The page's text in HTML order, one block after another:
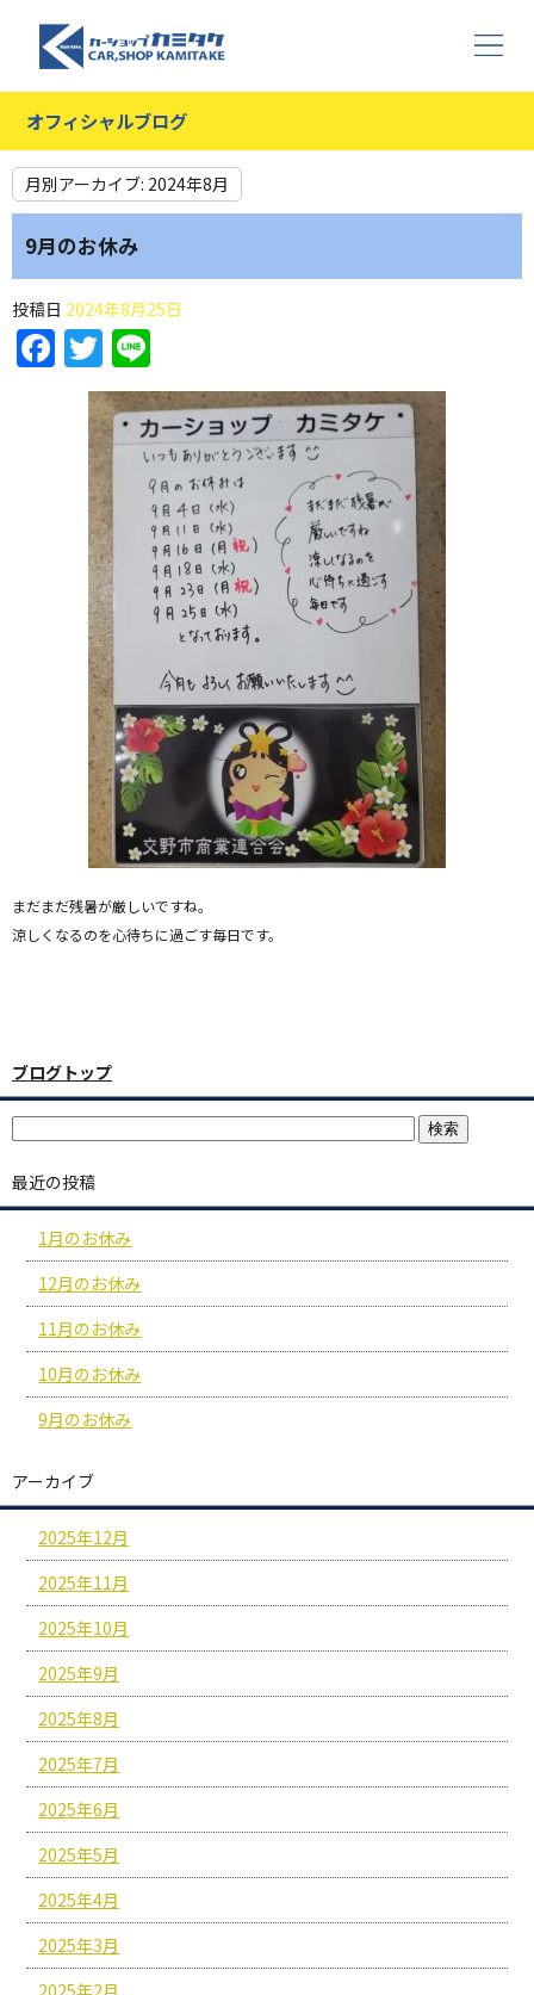
オフィシャルブログ
月別アーカイブ: 2024年8月
9月のお休み
投稿日 2024年8月25日
Facebook
Twitter
まだまだ残暑が厳しいですね。
涼しくなるのを心待ちに過ごす毎日です。
ブログトップ
最近の投稿
1月のお休み
12月のお休み
11月のお休み
10月のお休み
9月のお休み
アーカイブ
2025年12月
2025年11月
2025年10月
2025年9月
2025年8月
2025年7月
2025年6月
2025年5月
2025年4月
2025年3月
2025年2月